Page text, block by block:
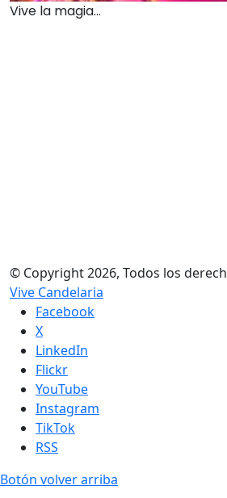
Vive la magia...
© Copyright 2026, Todos los
Vive Candelaria
Facebook
X
LinkedIn
Flickr
YouTube
Instagram
TikTok
RSS
Botón volver arriba